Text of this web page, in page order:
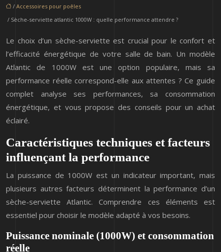
/ Accessoires pour poêles
/ Sèche-serviette atlantic 1000W : quelle performance attendre ?
Le choix d’un sèche-serviette est crucial pour le confort et
l’efficacité énergétique de votre salle de bain. Un modèle
Atlantic de 1000W est une option populaire, mais sa
performance réelle correspond-elle aux attentes ? Ce guide
complet analyse ses performances, sa consommation
énergétique, et vous propose des conseils pour un achat
éclairé.
Caractéristiques techniques et facteurs
influençant la performance
La puissance de 1000W est un indicateur important, mais
plusieurs autres facteurs déterminent la performance d’un
sèche-serviette Atlantic. Comprendre ces éléments est
essentiel pour choisir le modèle adapté à vos besoins.
Puissance nominale (1000W) et consommation
réelle